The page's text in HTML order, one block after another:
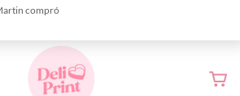
fabricación hasta 6 días hábiles